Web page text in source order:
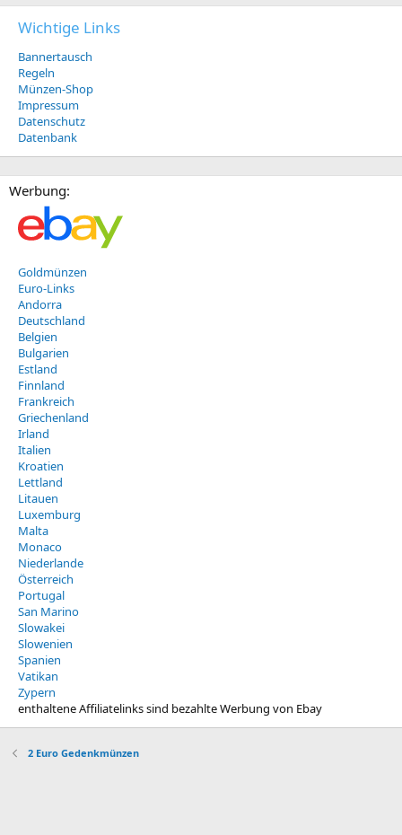
Wichtige Links
Bannertausch
Regeln
Münzen-Shop
Impressum
Datenschutz
Datenbank
Werbung:
Goldmünzen
Euro-Links
Andorra
Deutschland
Belgien
Bulgarien
Estland
Finnland
Frankreich
Griechenland
Irland
Italien
Kroatien
Lettland
Litauen
Luxemburg
Malta
Monaco
Niederlande
Österreich
Portugal
San Marino
Slowakei
Slowenien
Spanien
Vatikan
Zypern
enthaltene Affiliatelinks sind bezahlte Werbung von Ebay
2 Euro Gedenkmünzen